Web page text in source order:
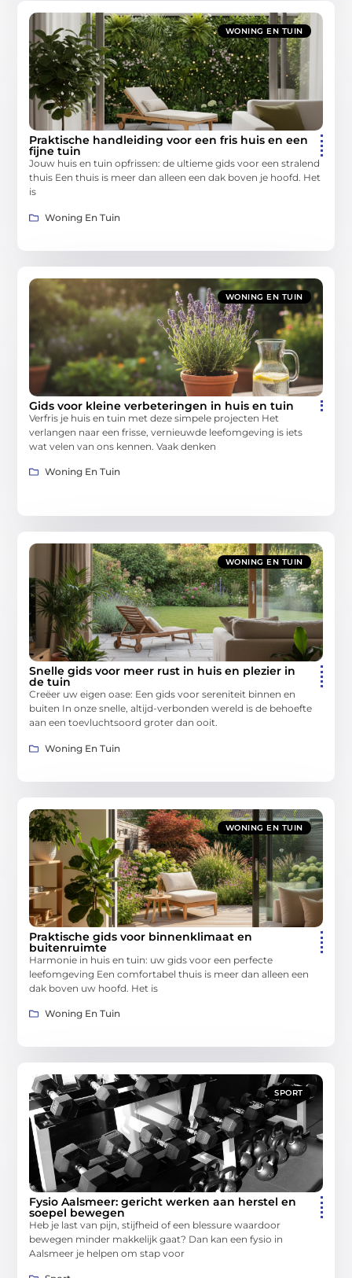
WONING EN TUIN
Praktische handleiding voor een fris huis en een
fijne tuin
Jouw huis en tuin opfrissen: de ultieme gids voor een stralend
thuis Een thuis is meer dan alleen een dak boven je hoofd. Het
is
Woning En Tuin
WONING EN TUIN
Gids voor kleine verbeteringen in huis en tuin
Verfris je huis en tuin met deze simpele projecten Het
verlangen naar een frisse, vernieuwde leefomgeving is iets
wat velen van ons kennen. Vaak denken
Woning En Tuin
WONING EN TUIN
Snelle gids voor meer rust in huis en plezier in
de tuin
Creëer uw eigen oase: Een gids voor sereniteit binnen en
buiten In onze snelle, altijd-verbonden wereld is de behoefte
aan een toevluchtsoord groter dan ooit.
Woning En Tuin
WONING EN TUIN
Praktische gids voor binnenklimaat en
buitenruimte
Harmonie in huis en tuin: uw gids voor een perfecte
leefomgeving Een comfortabel thuis is meer dan alleen een
dak boven uw hoofd. Het is
Woning En Tuin
SPORT
Fysio Aalsmeer: gericht werken aan herstel en
soepel bewegen
Heb je last van pijn, stijfheid of een blessure waardoor
bewegen minder makkelijk gaat? Dan kan een fysio in
Aalsmeer je helpen om stap voor